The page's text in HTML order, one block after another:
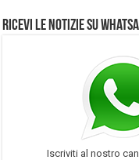
Ricevi le notizie su
Iscriviti al nostro